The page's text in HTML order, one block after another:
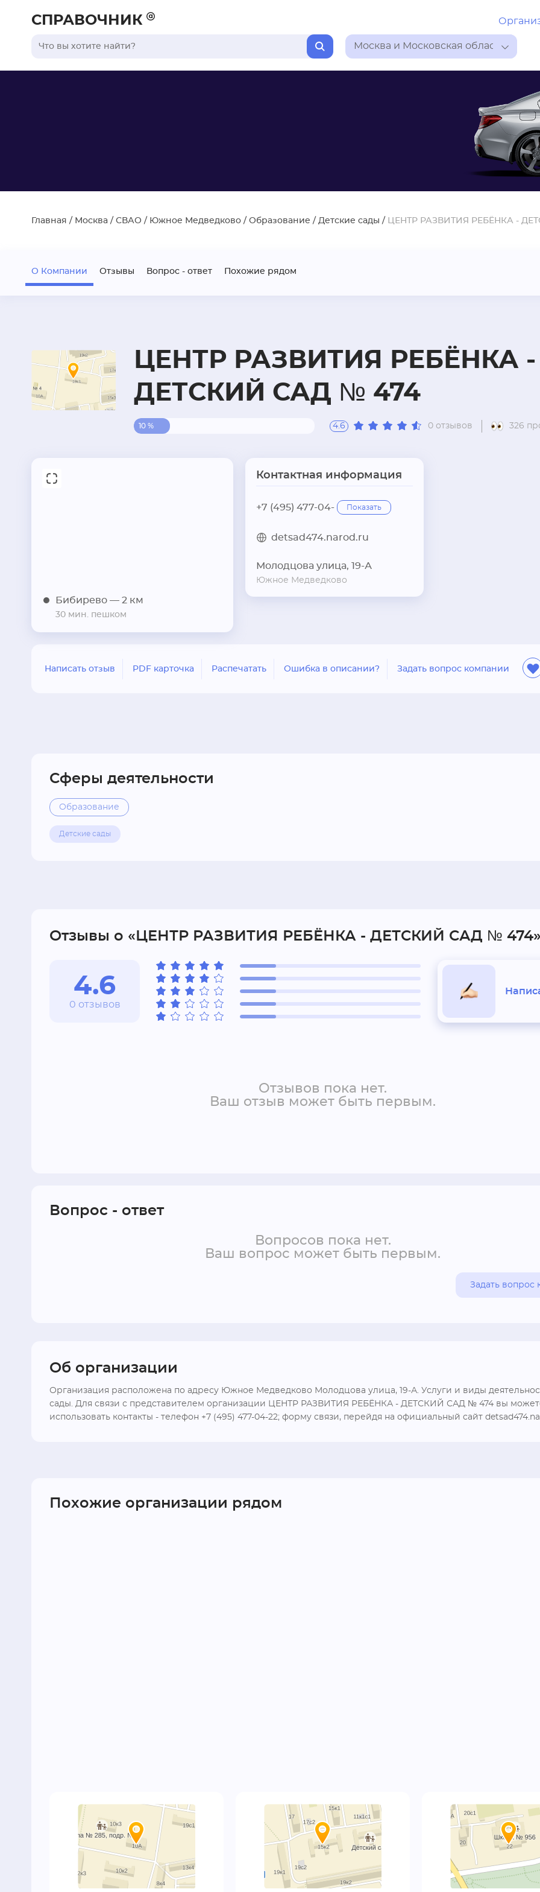
СПРАВОЧНИК
Москва и Московская область
Главная / Москва / СВАО / Южное Медведково / Образование / Детские сады / ЦЕНТР РАЗВИТИЯ РЕБЁНКА -
О Компании Отзывы Вопрос - ответ Похожие рядом
ЦЕНТР РАЗВИТИЯ РЕБЁНКА -
ДЕТСКИЙ САД № 474
10 % 4.6 0 отзывов 326
Бибирево — 2 км
30 мин. пешком
Контактная информация
+7 (495) 477-04- Показать
detsad474.narod.ru
Молодцова улица, 19-А
Южное Медведково
Написать отзыв PDF карточка Распечатать Ошибка в описании? Задать вопрос компании
Сферы деятельности
Образование
Детские сады
Отзывы о «ЦЕНТР РАЗВИТИЯ РЕБЁНКА - ДЕТСКИЙ САД № 474»
4.6
0 отзывов
Отзывов пока нет.
Ваш отзыв может быть первым.
Вопрос - ответ
Вопросов пока нет.
Ваш вопрос может быть первым.
Задать вопрос
Об организации
Организация расположена по адресу Южное Медведково Молодцова улица, 19-А. Услуги и виды
сады. Для связи с представителем организации ЦЕНТР РАЗВИТИЯ РЕБЁНКА - ДЕТСКИЙ САД № 474 вы
использовать контакты - телефон +7 (495) 477-04-22; форму связи, перейдя на официальный сайт
Похожие организации рядом